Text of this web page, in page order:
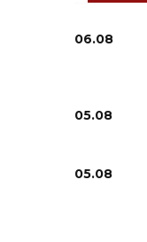
06.08
05.08
05.08